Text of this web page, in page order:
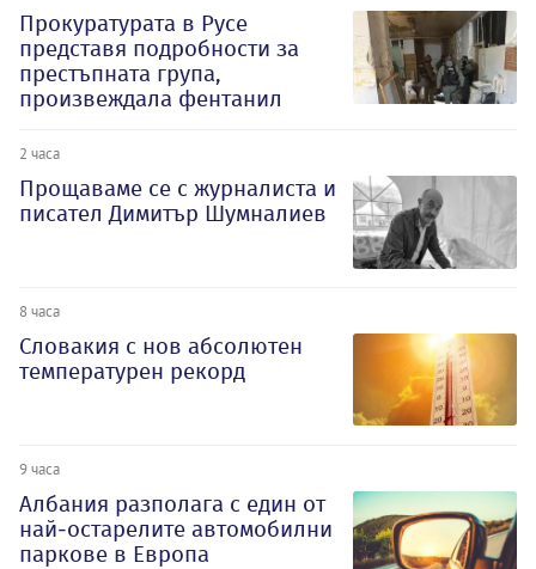
Прокуратурата в Русе
представя подробности за
престъпната група,
произвеждала фентанил
2 часа
Прощаваме се с журналиста и
писател Димитър Шумналиев
8 часа
Словакия с нов абсолютен
температурен рекорд
9 часа
Албания разполага с един от
най-остарелите автомобилни
паркове в Европа